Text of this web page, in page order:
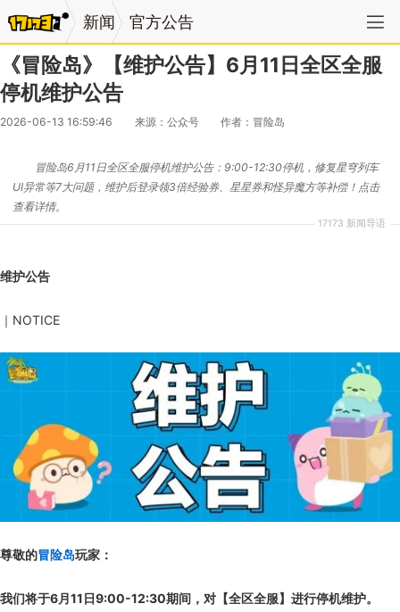
新闻 官方公告
《冒险岛》【维护公告】6月11日全区全服
停机维护公告
2026-06-13 16:59:46 来源：公众号 作者：冒险岛
17173 新闻导语
冒险岛6月11日全区全服停机维护公告：9:00-12:30停机，修复星穹列车
UI异常等7大问题，维护后登录领3倍经验券、星星券和怪异魔方等补偿！点击
查看详情。
维护公告
｜NOTICE
尊敬的冒险岛玩家：
我们将于6月11日9:00-12:30期间，对【全区全服】进行停机维护。